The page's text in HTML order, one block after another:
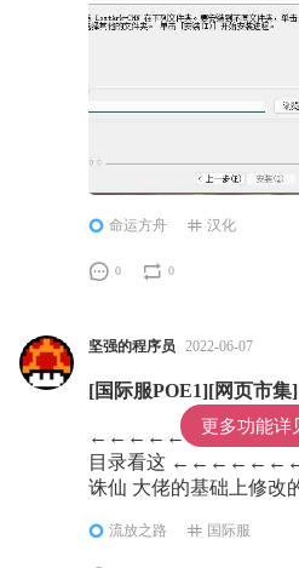
命运方舟 汉化
0 0
坚强的程序员 2022-06-07
[国际服POE1][网页市
←←←←←←←←←目
目录看这
诛仙 大佬的基础上修改
流放之路 国际服
更多功能详